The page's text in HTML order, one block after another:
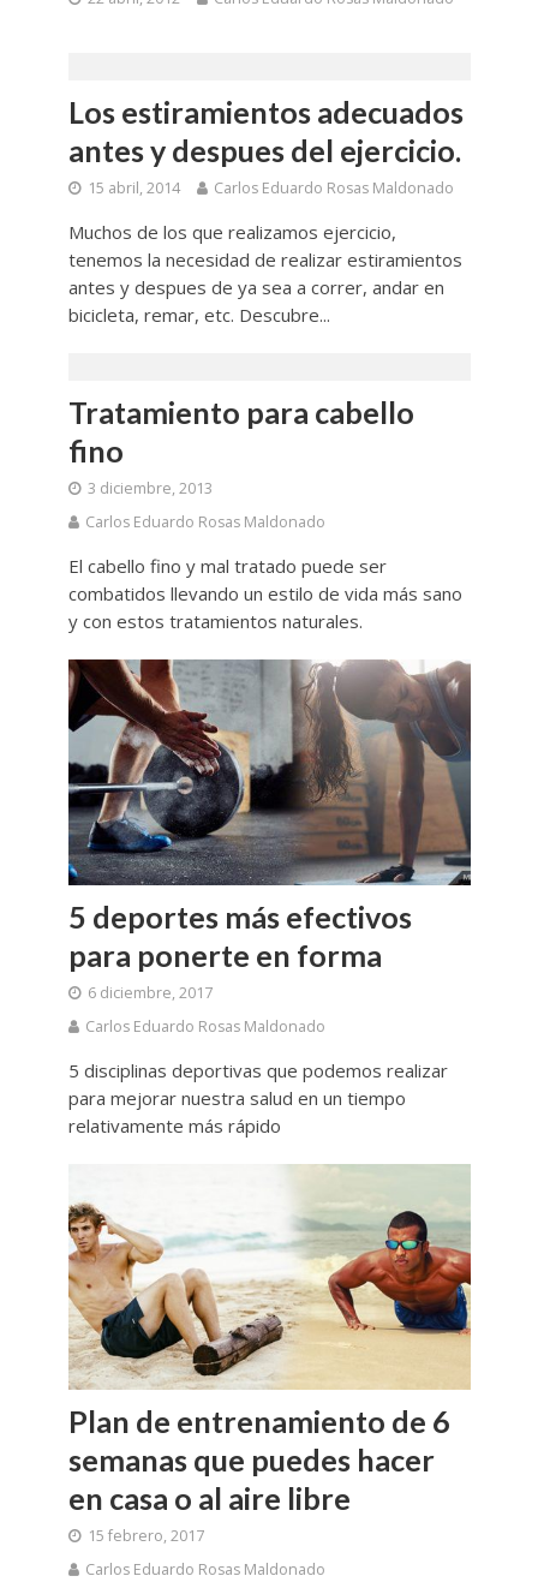
Los estiramientos adecuados
antes y despues del ejercicio.
15 abril, 2014 Carlos Eduardo Rosas Maldonado
Muchos de los que realizamos ejercicio,
tenemos la necesidad de realizar estiramientos
antes y despues de ya sea a correr, andar en
bicicleta, remar, etc. Descubre...
Tratamiento para cabello
fino
3 diciembre, 2013
Carlos Eduardo Rosas Maldonado
El cabello fino y mal tratado puede ser
combatidos llevando un estilo de vida más sano
y con estos tratamientos naturales.
5 deportes más efectivos
para ponerte en forma
6 diciembre, 2017
Carlos Eduardo Rosas Maldonado
5 disciplinas deportivas que podemos realizar
para mejorar nuestra salud en un tiempo
relativamente más rápido
Plan de entrenamiento de 6
semanas que puedes hacer
en casa o al aire libre
15 febrero, 2017
Carlos Eduardo Rosas Maldonado